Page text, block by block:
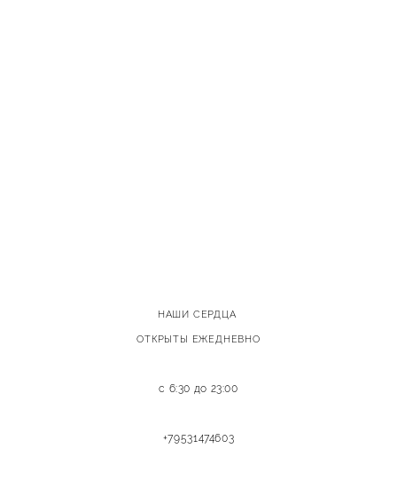
НАШИ СЕРДЦА
ОТКРЫТЫ ЕЖЕДНЕВНО
с 6:30 до 23:00
+79531474603